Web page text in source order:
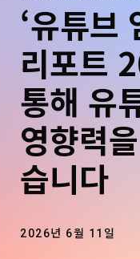
‘유튜브
리포트
통해 유
영향력
습니다
2026년 6월 11일